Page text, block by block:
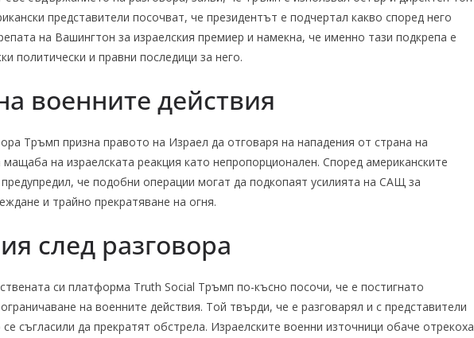
представители посочват, че президентът е подчертал какво според него
на Вашингтон за израелския премиер и намекна, че именно тази подкрепа е
политически и правни последици за него.
военните действия
Тръмп призна правото на Израел да отговаря на нападения от страна на
мащаба на израелската реакция като непропорционален. Според американските
че подобни операции могат да подкопаят усилията на САЩ за
и трайно прекратяване на огня.
след разговора
си платформа Truth Social Тръмп по-късно посочи, че е постигнато
на военните действия. Той твърди, че е разговарял и с представители
се съгласили да прекратят обстрела. Израелските военни източници обаче отрекоха